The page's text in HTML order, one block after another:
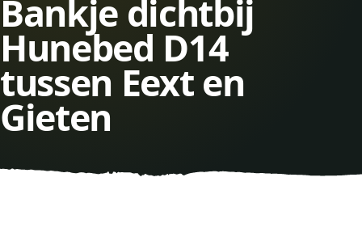
Bankje dichtbij
Hunebed D14
tussen Eext en
Gieten